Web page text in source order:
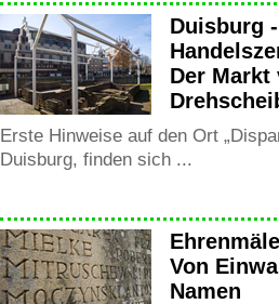
Duisburg
Der Markt
Erste Hinweise auf den Ort
Duisburg, finden sich ...
Von
Namen